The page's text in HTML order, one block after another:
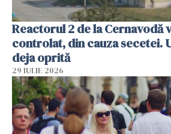
Reactorul 2 de la Cernavodă
controlat, din cauza secetei.
deja oprită
29 IULIE 2026